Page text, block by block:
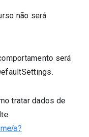
não será
será
tratar dados de
a?